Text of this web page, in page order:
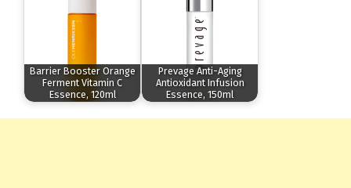
Barrier Booster Orange
Ferment Vitamin C
Essence, 120ml
Prevage Anti-Aging
Antioxidant Infusion
Essence, 150ml